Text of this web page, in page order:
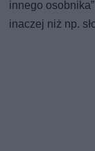
innego
inaczej niż np.